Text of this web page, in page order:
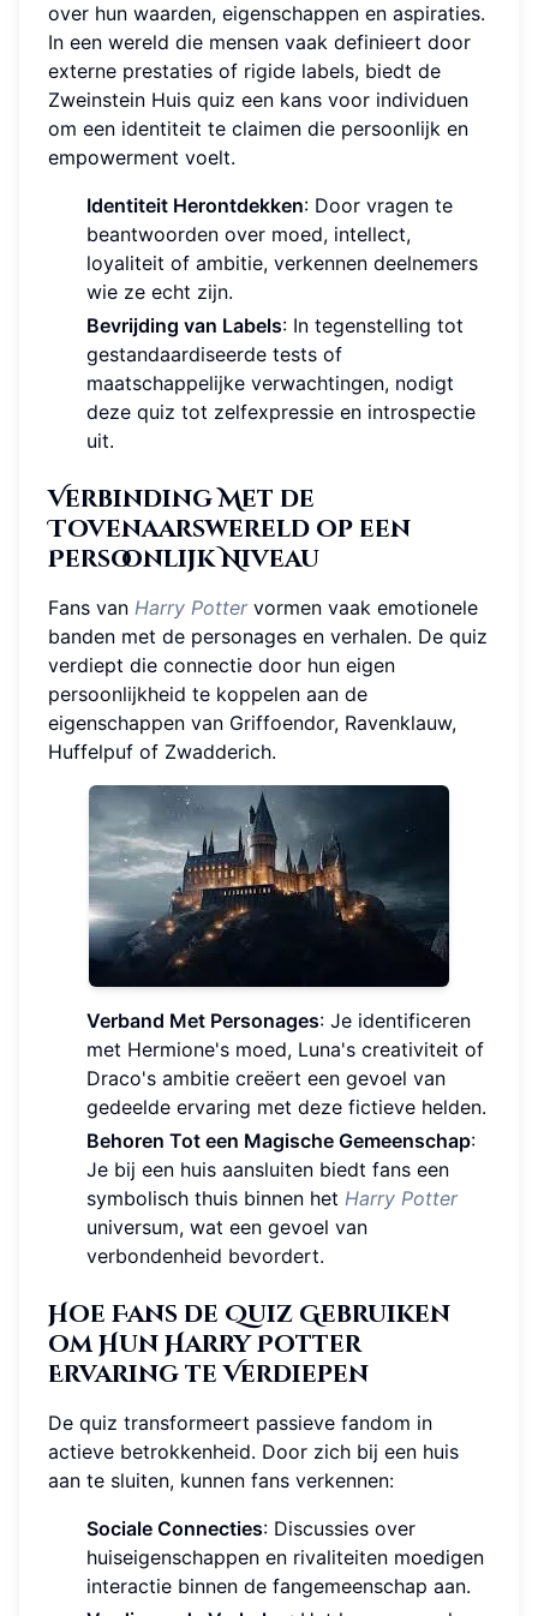
over hun waarden, eigenschappen en aspiraties.
In een wereld die mensen vaak definieert door
externe prestaties of rigide labels, biedt de
Zweinstein Huis quiz een kans voor individuen
om een identiteit te claimen die persoonlijk en
empowerment voelt.
Identiteit Herontdekken: Door vragen te
beantwoorden over moed, intellect,
loyaliteit of ambitie, verkennen deelnemers
wie ze echt zijn.
Bevrijding van Labels: In tegenstelling tot
gestandaardiseerde tests of
maatschappelijke verwachtingen, nodigt
deze quiz tot zelfexpressie en introspectie
uit.
Verbinding Met de
Tovenaarswereld op een
Persoonlijk Niveau
Fans van Harry Pottervormen vaak emotionele
banden met de personages en verhalen. De quiz
verdiept die connectie door hun eigen
persoonlijkheid te koppelen aan de
eigenschappen van Griffoendor, Ravenklauw,
Huffelpuf of Zwadderich.
Verband Met Personages: Je identificeren
met Hermione's moed, Luna's creativiteit of
Draco's ambitie creëert een gevoel van
gedeelde ervaring met deze fictieve helden.
Behoren Tot een Magische Gemeenschap:
Je bij een huis aansluiten biedt fans een
symbolisch thuis binnen het Harry Potter
universum, wat een gevoel van
verbondenheid bevordert.
Hoe Fans de Quiz Gebruiken
om Hun Harry Potter
Ervaring te Verdiepen
De quiz transformeert passieve fandom in
actieve betrokkenheid. Door zich bij een huis
aan te sluiten, kunnen fans verkennen:
Sociale Connecties: Discussies over
huiseigenschappen en rivaliteiten moedigen
interactie binnen de fangemeenschap aan.